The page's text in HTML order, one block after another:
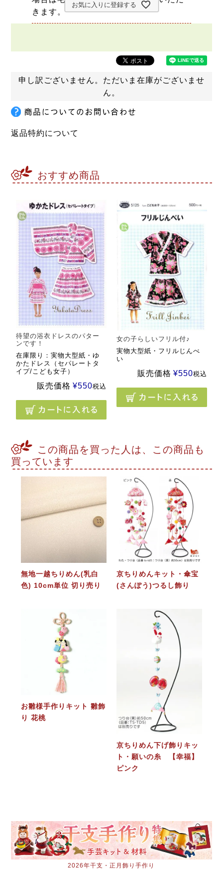
きます。
お気に入りに登録する
申し訳ございません。ただいま在庫がございませ
ん。
返品特約について
おすすめ商品
待望の浴衣ドレスのパター
ンです！
在庫限り：実物大型紙・ゆ
かたドレス（セパレートタ
イプ/こども女子）
販売価格 ¥550税込
女の子らしいフリル付♪
実物大型紙・フリルじんべ
い
販売価格 ¥550税込
この商品を買った人は、この商品も
買っています
無地一越ちりめん(乳白
色) 10cm単位 切り売り
京ちりめんキット・傘宝
(さんぽう)つるし飾り
お雛様手作りキット 雛飾
り 花桃
京ちりめん下げ飾りキッ
ト・願いの糸 【幸福】
ピンク
2026年干支・正月飾り手作り